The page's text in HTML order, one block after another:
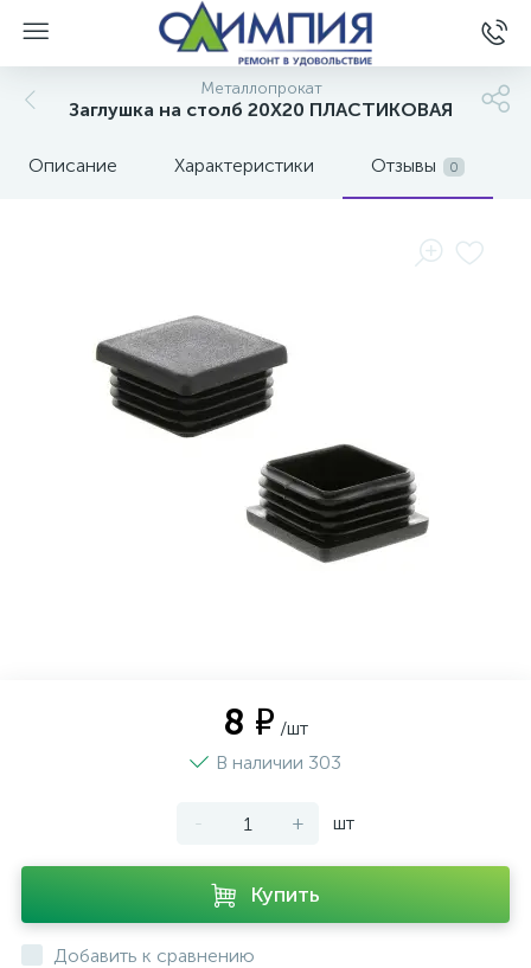
Металлопрокат
Заглушка на столб 20Х20 ПЛАСТИКОВАЯ
Описание Характеристики Отзывы 0
8 ₽ /шт
В наличии 303
- + шт
Купить
Добавить к сравнению